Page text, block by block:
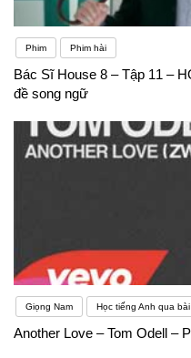
Phim Phim hài
Bác Sĩ House 8 – Tập 11 –
đề song ngữ
Giọng Nam Học tiếng Anh qua
Another Love – Tom Odell –